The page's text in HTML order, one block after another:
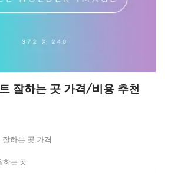
잘하는 곳 가격/비용 추천
하는 곳 가격
하는 곳